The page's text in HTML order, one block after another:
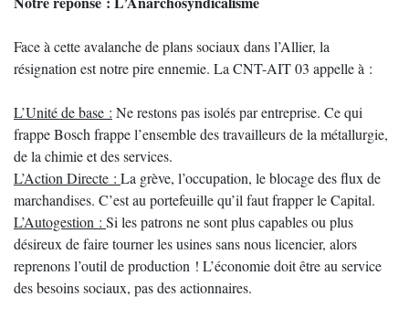
Face à cette avalanche de plans sociaux dans l’Allier, la
résignation est notre pire ennemie. La CNT-AIT 03 appelle à :
L’Unité de base : Ne restons pas isolés par entreprise. Ce qui
frappe Bosch frappe l’ensemble des travailleurs de la métallurgie,
de la chimie et des services.
L’Action Directe : La grève, l’occupation, le blocage des flux de
marchandises. C’est au portefeuille qu’il faut frapper le Capital.
L’Autogestion : Si les patrons ne sont plus capables ou plus
désireux de faire tourner les usines sans nous licencier, alors
reprenons l’outil de production ! L’économie doit être au service
des besoins sociaux, pas des actionnaires.